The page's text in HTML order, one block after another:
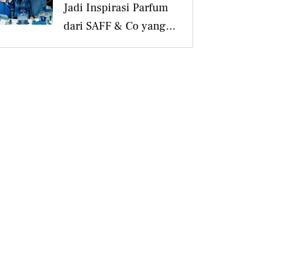
Jadi Inspirasi Parfum
dari SAFF & Co yang
Beraroma Hangat dan